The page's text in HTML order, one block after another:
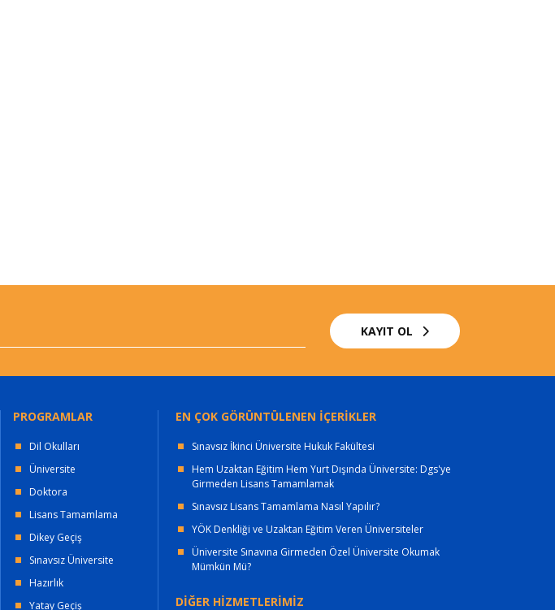
KAYIT OL
PROGRAMLAR
Dil Okulları
Üniversite
Doktora
Lisans Tamamlama
Dikey Geçiş
Sınavsız Üniversite
Hazırlık
Yatay Geçiş
EN ÇOK GÖRÜNTÜLENEN İÇERİKLER
Sınavsız İkinci Üniversite Hukuk Fakültesi
Hem Uzaktan Eğitim Hem Yurt Dışında Üniversite: Dgs'ye
Girmeden Lisans Tamamlamak
Sınavsız Lisans Tamamlama Nasıl Yapılır?
YÖK Denkliği ve Uzaktan Eğitim Veren Üniversiteler
Üniversite Sınavına Girmeden Özel Üniversite Okumak
Mümkün Mü?
DİĞER HİZMETLERİMİZ